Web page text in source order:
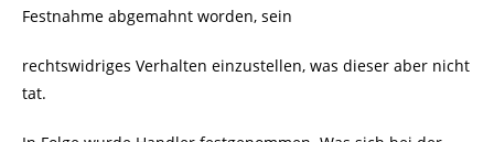
Festnahme abgemahnt worden, sein
rechtswidriges Verhalten einzustellen, was dieser aber nicht
tat.